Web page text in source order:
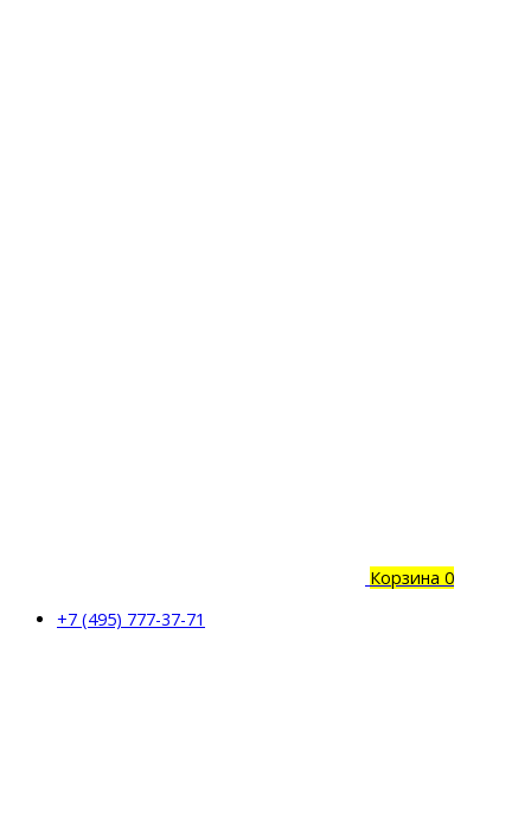
Корзина 0
+7 (495) 777-37-71